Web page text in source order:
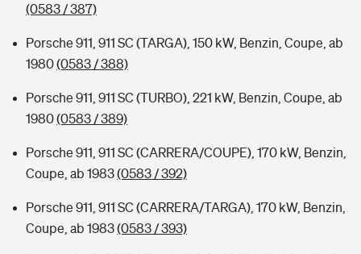
(0583 / 387)
Porsche 911, 911 SC (TARGA), 150 kW, Benzin, Coupe, ab
1980(0583 / 388)
Porsche 911, 911 SC (TURBO), 221 kW, Benzin, Coupe, ab
1980(0583 / 389)
Porsche 911, 911 SC (CARRERA/COUPE), 170 kW, Benzin,
Coupe, ab 1983(0583 / 392)
Porsche 911, 911 SC (CARRERA/TARGA), 170 kW, Benzin,
Coupe, ab 1983(0583 / 393)